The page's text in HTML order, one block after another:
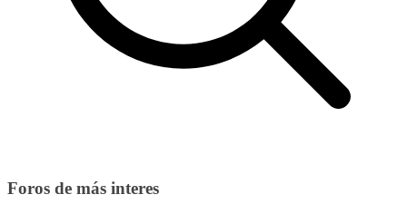
Foros de más interes